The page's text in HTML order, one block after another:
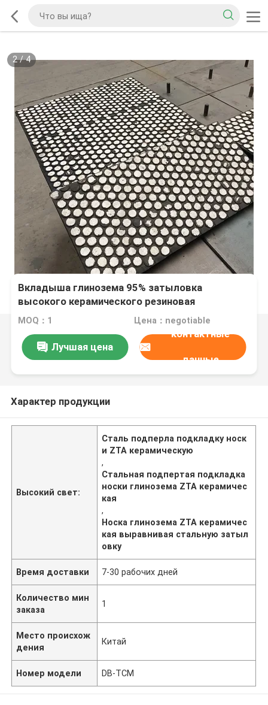
2/4
Вкладыша глинозема 95% затыловка
высокого керамического резиновая
керамическая выравниваясь стальная
MOQ：1 Цена：negotiable
Лучшая цена
контактные
данные
Характер продукции
Высокий свет:
Сталь подперла подкладку носк
и ZTA керамическую
,
Стальная подпертая подкладка
носки глинозема ZTA керамичес
кая
,
Носка глинозема ZTA керамичес
кая выравнивая стальную затыл
овку
Время доставки 7-30 рабочих дней
Количество мин
заказа
1
Место происхож
дения
Китай
Номер модели DB-TCM